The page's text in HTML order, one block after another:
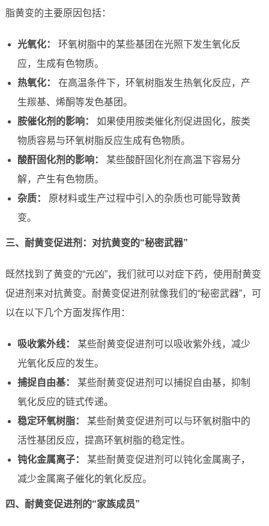
脂黄变的主要原因包括：
光氧化：
环氧树脂中的某些基团在光照下发生氧化反
应，生成有色物质。
热氧化：
在高温条件下，环氧树脂发生热氧化反应，产
生羰基、烯酮等发色基团。
胺催化剂的影响：
如果使用胺类催化剂促进固化，胺类
物质容易与环氧树脂反应生成有色物质。
酸酐固化剂的影响：
某些酸酐固化剂在高温下容易分
解，产生有色物质。
杂质：
原材料或生产过程中引入的杂质也可能导致黄
变。
三、耐黄变促进剂：对抗黄变的“秘密武器”
既然找到了黄变的“元凶”，我们就可以对症下药，使用耐黄变
促进剂来对抗黄变。耐黄变促进剂就像我们的“秘密武器”，可
以在以下几个方面发挥作用：
吸收紫外线：
某些耐黄变促进剂可以吸收紫外线，减少
光氧化反应的发生。
捕捉自由基：
某些耐黄变促进剂可以捕捉自由基，抑制
氧化反应的链式传递。
稳定环氧树脂：
某些耐黄变促进剂可以与环氧树脂中的
活性基团反应，提高环氧树脂的稳定性。
钝化金属离子：
某些耐黄变促进剂可以钝化金属离子，
减少金属离子催化的氧化反应。
四、耐黄变促进剂的“家族成员”